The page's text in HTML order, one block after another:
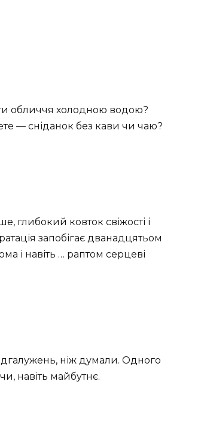
обличчя холодною водою?
— сніданок без кави чи чаю?
глибокий ковток свіжості і
запобігає дванадцятьом
і навіть … раптом серцеві
ніж думали. Одного
навіть майбутнє.